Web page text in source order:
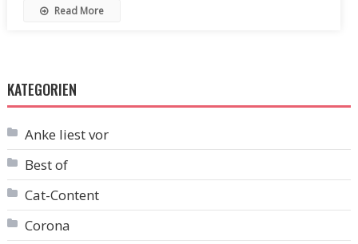
Read More
KATEGORIEN
Anke liest vor
Best of
Cat-Content
Corona